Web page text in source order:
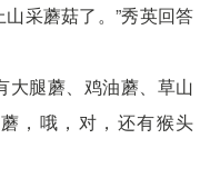
采蘑菇了。”秀英回答
大腿蘑、鸡油蘑、草山
，哦，对，还有猴头